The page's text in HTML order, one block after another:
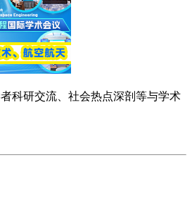
科研交流、社会热点深剖等与学术